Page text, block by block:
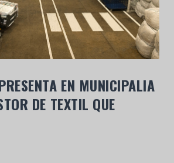
EN MUNICIPALIA
DE TEXTIL QUE